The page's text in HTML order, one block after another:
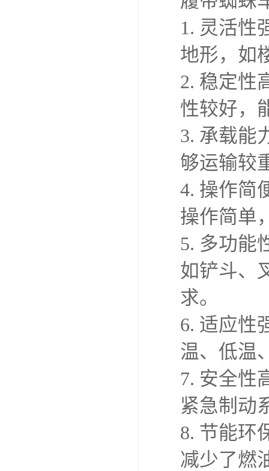
1. 灵活性
地形，如
2. 稳定性
性较好，
3. 承载能
够运输较
4. 操作简
操作简单
5. 多功能
如铲斗、
求。
6. 适应性
温、低温
7. 安全性
紧急制动
8. 节能环
减少了燃